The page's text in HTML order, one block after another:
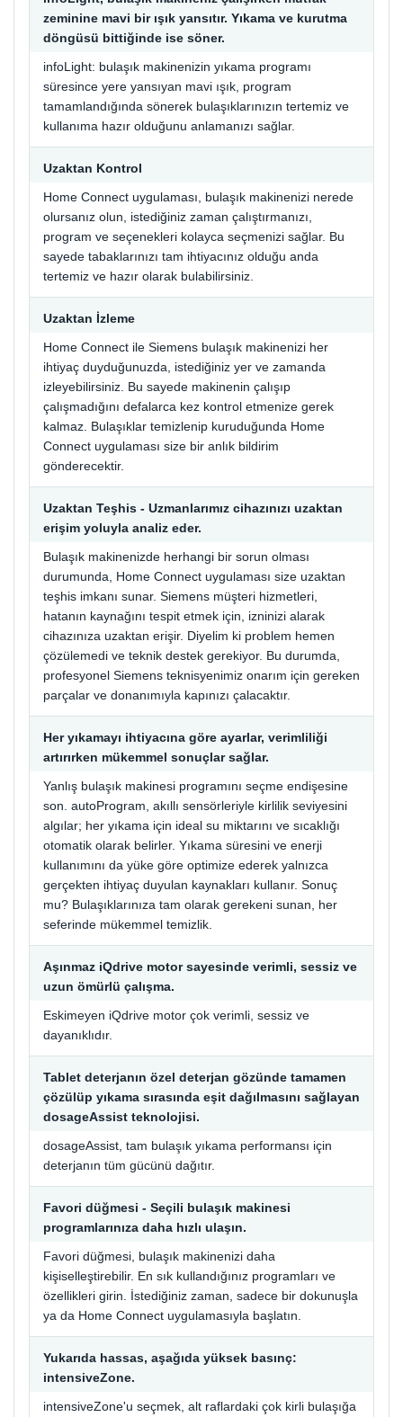
zeminine mavi bir ışık yansıtır. Yıkama ve kurutma
döngüsü bittiğinde ise söner.
infoLight: bulaşık makinenizin yıkama programı
süresince yere yansıyan mavi ışık, program
tamamlandığında sönerek bulaşıklarınızın tertemiz ve
kullanıma hazır olduğunu anlamanızı sağlar.
Uzaktan Kontrol
Home Connect uygulaması, bulaşık makinenizi nerede
olursanız olun, istediğiniz zaman çalıştırmanızı,
program ve seçenekleri kolayca seçmenizi sağlar. Bu
sayede tabaklarınızı tam ihtiyacınız olduğu anda
tertemiz ve hazır olarak bulabilirsiniz.
Uzaktan İzleme
Home Connect ile Siemens bulaşık makinenizi her
ihtiyaç duyduğunuzda, istediğiniz yer ve zamanda
izleyebilirsiniz. Bu sayede makinenin çalışıp
çalışmadığını defalarca kez kontrol etmenize gerek
kalmaz. Bulaşıklar temizlenip kuruduğunda Home
Connect uygulaması size bir anlık bildirim
gönderecektir.
Uzaktan Teşhis - Uzmanlarımız cihazınızı uzaktan
erişim yoluyla analiz eder.
Bulaşık makinenizde herhangi bir sorun olması
durumunda, Home Connect uygulaması size uzaktan
teşhis imkanı sunar. Siemens müşteri hizmetleri,
hatanın kaynağını tespit etmek için, izninizi alarak
cihazınıza uzaktan erişir. Diyelim ki problem hemen
çözülemedi ve teknik destek gerekiyor. Bu durumda,
profesyonel Siemens teknisyenimiz onarım için gereken
parçalar ve donanımıyla kapınızı çalacaktır.
Her yıkamayı ihtiyacına göre ayarlar, verimliliği
artırırken mükemmel sonuçlar sağlar.
Yanlış bulaşık makinesi programını seçme endişesine
son. autoProgram, akıllı sensörleriyle kirlilik seviyesini
algılar; her yıkama için ideal su miktarını ve sıcaklığı
otomatik olarak belirler. Yıkama süresini ve enerji
kullanımını da yüke göre optimize ederek yalnızca
gerçekten ihtiyaç duyulan kaynakları kullanır. Sonuç
mu? Bulaşıklarınıza tam olarak gerekeni sunan, her
seferinde mükemmel temizlik.
Aşınmaz iQdrive motor sayesinde verimli, sessiz ve
uzun ömürlü çalışma.
Eskimeyen iQdrive motor çok verimli, sessiz ve
dayanıklıdır.
Tablet deterjanın özel deterjan gözünde tamamen
çözülüp yıkama sırasında eşit dağılmasını sağlayan
dosageAssist teknolojisi.
dosageAssist, tam bulaşık yıkama performansı için
deterjanın tüm gücünü dağıtır.
Favori düğmesi - Seçili bulaşık makinesi
programlarınıza daha hızlı ulaşın.
Favori düğmesi, bulaşık makinenizi daha
kişiselleştirebilir. En sık kullandığınız programları ve
özellikleri girin. İstediğiniz zaman, sadece bir dokunuşla
ya da Home Connect uygulamasıyla başlatın.
Yukarıda hassas, aşağıda yüksek basınç:
intensiveZone.
intensiveZone'u seçmek, alt raflardaki çok kirli bulaşığa